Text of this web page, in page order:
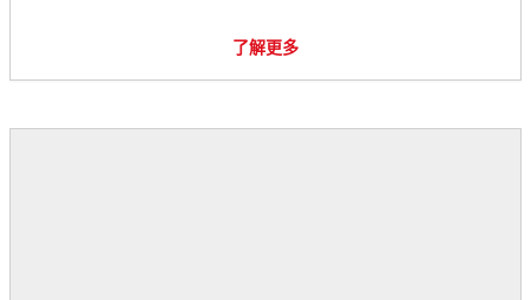
了解更多